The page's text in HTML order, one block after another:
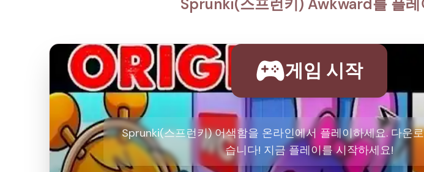
Sprunki(스프런키) Awkward를 플레
게임 시작
Sprunki(스프런키) 어색함을 온라인에서 플레이하세요. 다운
습니다! 지금 플레이를 시작하세요!